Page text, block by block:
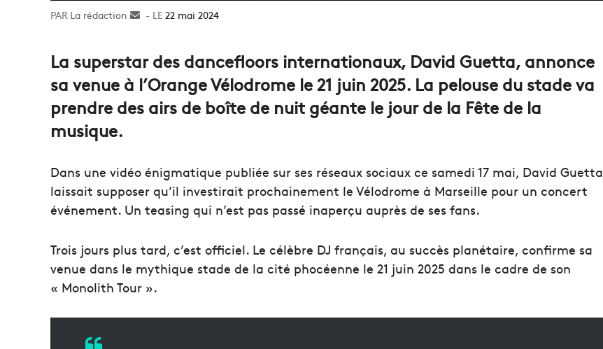
La rédaction
Envoyer22 mai 2024
La superstar des dancefloors internationaux, David Guetta, annonce
sa venue à l’Orange Vélodrome le 21 juin 2025. La pelouse du stade va
prendre des airs de boîte de nuit géante le jour de la Fête de la
musique.
Dans une vidéo énigmatique publiée sur ses réseaux sociaux ce samedi 17 mai, David Guetta
laissait supposer qu’il investirait prochainement le Vélodrome à Marseille pour un concert
événement. Un teasing qui n’est pas passé inaperçu auprès de ses fans.
Trois jours plus tard, c’est officiel. Le célèbre DJ français, au succès planétaire, confirme sa
venue dans le mythique stade de la cité phocéenne le 21 juin 2025 dans le cadre de son
« Monolith Tour ».